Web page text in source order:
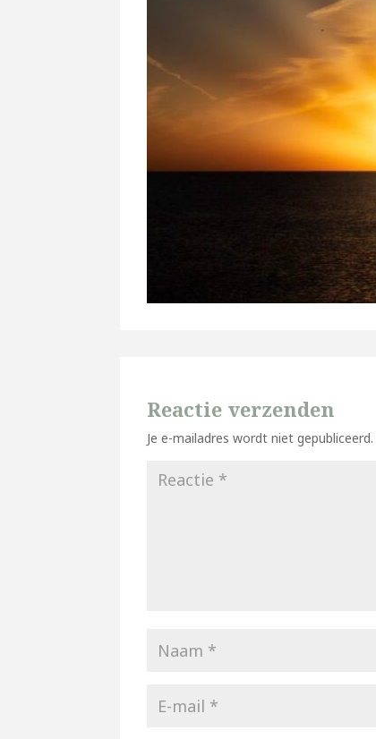
Reactie verzenden
Je e-mailadres wordt niet gepubliceerd.